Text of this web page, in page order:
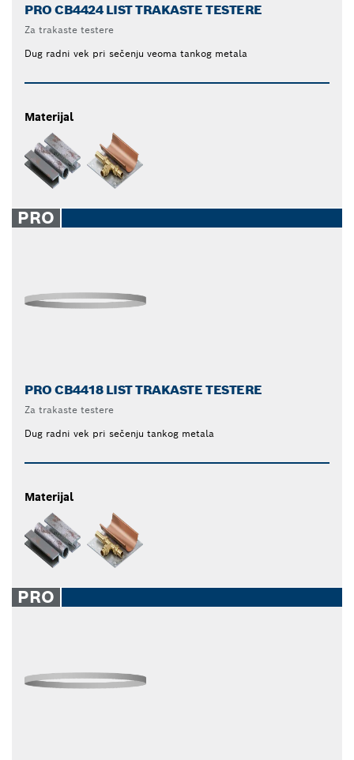
PRO CB4424 LIST TRAKASTE TESTERE
Za trakaste testere
Dug radni vek pri sečenju veoma tankog metala
Materijal
PRO
PRO CB4418 LIST TRAKASTE TESTERE
Za trakaste testere
Dug radni vek pri sečenju tankog metala
Materijal
PRO